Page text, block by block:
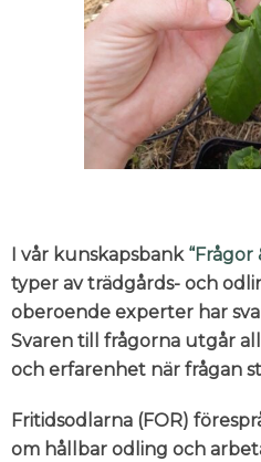
I vår kunskapsbank “Frågor
typer av trädgårds- och
oberoende experter har
Svaren till frågorna utgår
och erfarenhet när frågan
Fritidsodlarna (FOR)
om hållbar odling och